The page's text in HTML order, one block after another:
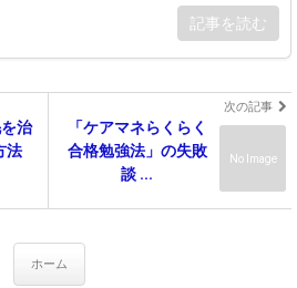
記事を読む
治
法
次の記事
No Image
「ケアマネらくらく
合格勉強法」の失敗
談 ...
ホーム